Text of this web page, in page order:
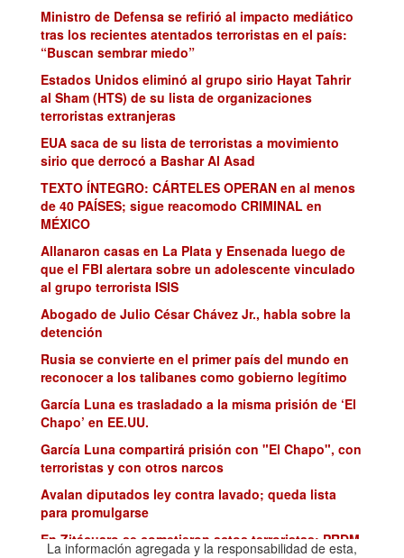
Ministro de Defensa se refirió al impacto mediático
tras los recientes atentados terroristas en el país:
“Buscan sembrar miedo”
Estados Unidos eliminó al grupo sirio Hayat Tahrir
al Sham (HTS) de su lista de organizaciones
terroristas extranjeras
EUA saca de su lista de terroristas a movimiento
sirio que derrocó a Bashar Al Asad
TEXTO ÍNTEGRO: CÁRTELES OPERAN en al menos
de 40 PAÍSES; sigue reacomodo CRIMINAL en
MÉXICO
Allanaron casas en La Plata y Ensenada luego de
que el FBI alertara sobre un adolescente vinculado
al grupo terrorista ISIS
Abogado de Julio César Chávez Jr., habla sobre la
detención
Rusia se convierte en el primer país del mundo en
reconocer a los talibanes como gobierno legítimo
García Luna es trasladado a la misma prisión de ‘El
Chapo’ en EE.UU.
García Luna compartirá prisión con "El Chapo", con
terroristas y con otros narcos
Avalan diputados ley contra lavado; queda lista
para promulgarse
En Zitácuaro se cometieron actos terroristas: PRDM
La información agregada y la responsabilidad de esta,